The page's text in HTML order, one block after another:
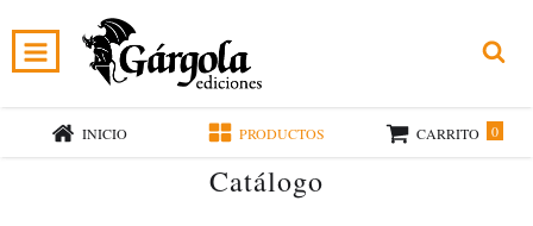
INICIO PRODUCTOS CARRITO 0
Catálogo